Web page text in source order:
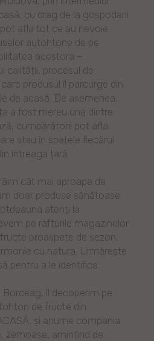
cu drag de la gospodarii
afla tot ce au nevoie
autohtone de pe
acestora –
calității, procesul de
produsul îl parcurge din
de acasă. De asemenea,
a fost mereu una dintre
cumpărătorii pot afla
stau în spatele fiecărui
întreaga țară.
cât mai aproape de
doar produse sănătoase.
atenți la
pe rafturile magazinelor
proaspete de sezon,
cu natura. Urmărește
pentru a le identifica.
Borceag, îl decoperim pe
de fructe din
și anume compania
zemoase, amintind de